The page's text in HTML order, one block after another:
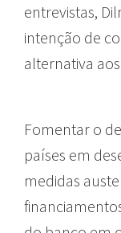
entrevistas,
intenção de
alternativa
Fomentar o
países em
medidas